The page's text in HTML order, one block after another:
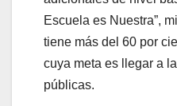
Escuela es Nuestra”,
tiene más del 60 por
cuya meta es llegar a
públicas.